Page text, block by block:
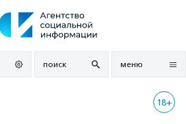
поиск меню
18+